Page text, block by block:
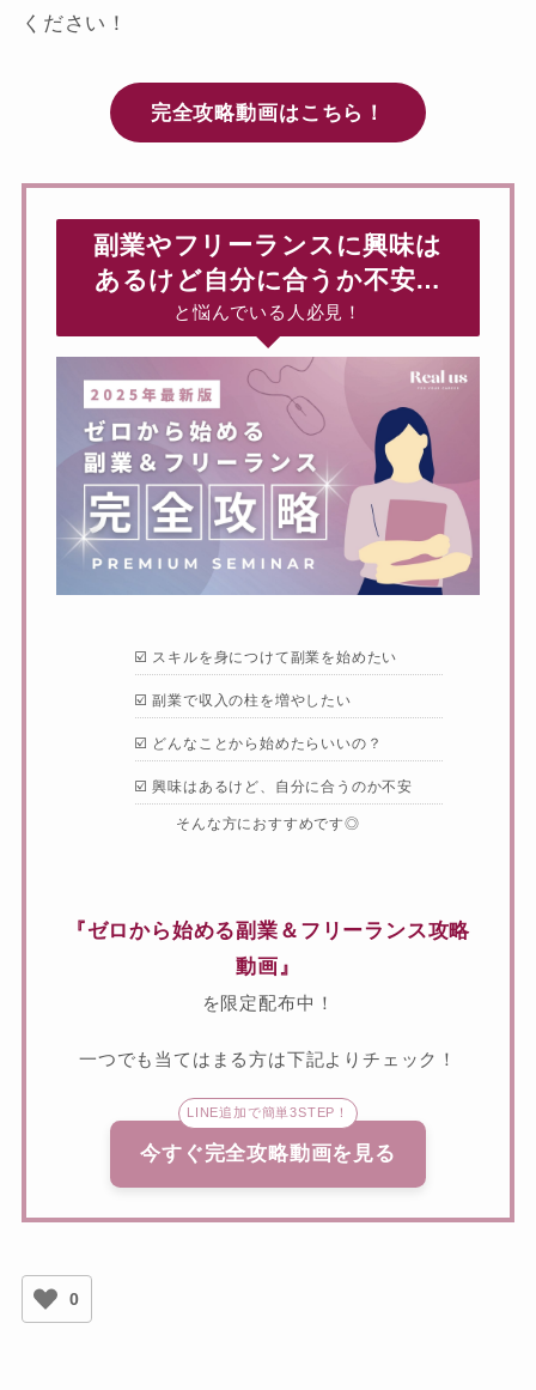
ください！
完全攻略動画はこちら！
副業やフリーランスに興味は
あるけど自分に合うか不安…
と悩んでいる人必見！
☑️ スキルを身につけて副業を始めたい
☑️ 副業で収入の柱を増やしたい
☑️ どんなことから始めたらいいの？
☑️ 興味はあるけど、自分に合うのか不安
そんな方におすすめです◎
『ゼロから始める副業＆フリーランス攻略
動画』
を限定配布中！
一つでも当てはまる方は下記よりチェック！
LINE追加で簡単3STEP！
今すぐ完全攻略動画を見る
0